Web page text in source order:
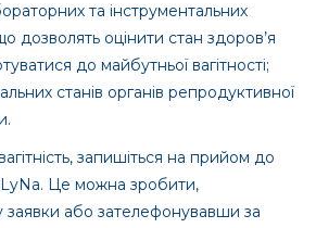
та інструментальних
дозволять оцінити стан здоров’я
до майбутньої вагітності;
станів органів репродуктивної
запишіться на прийом до
LyNa. Це можна зробити,
або зателефонувавши за